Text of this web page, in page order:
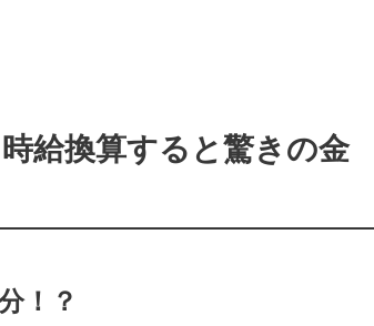
給換算すると驚きの金
！？